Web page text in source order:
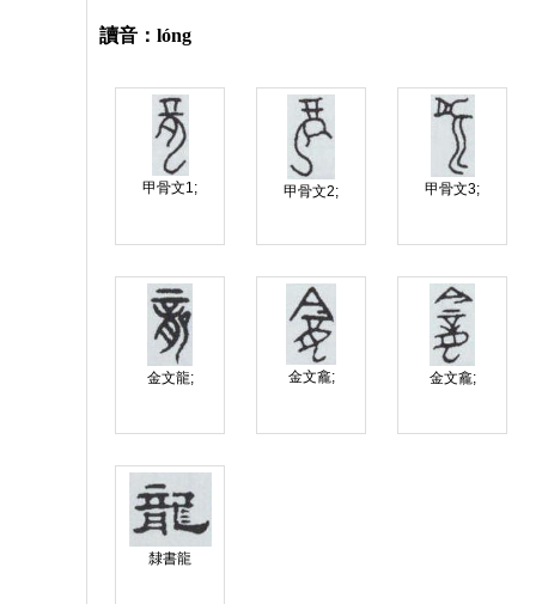
讀音：lóng
甲骨文1; 甲骨文2; 甲骨文3;
金文龍; 金文龕; 金文龕;
隸書龍